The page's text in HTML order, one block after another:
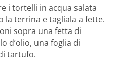
i tortelli in acqua salata
la terrina e tagliala a fette.
sopra una fetta di
d’olio, una foglia di
tartufo.